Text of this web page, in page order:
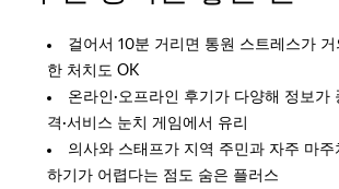
걸어서 10분 거리면 통원 스트레스가
한 처치도 OK
온라인·오프라인 후기가 다양해 정보가
격·서비스 눈치 게임에서 유리
의사와 스태프가 지역 주민과 자주 마주
하기가 어렵다는 점도 숨은 플러스